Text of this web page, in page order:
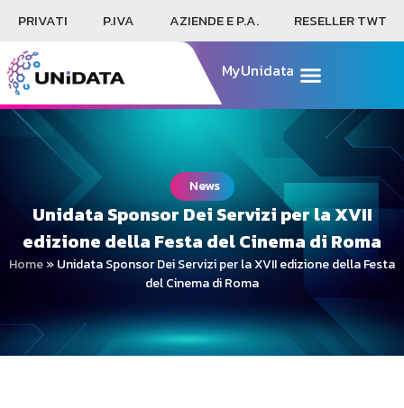
PRIVATI P.IVA AZIENDE E P.A. RESELLER TWT
MyUnidata
News
Unidata Sponsor Dei Servizi per la XVII
edizione della Festa del Cinema di Roma
Home»Unidata Sponsor Dei Servizi per la XVII edizione della Festa
del Cinema di Roma